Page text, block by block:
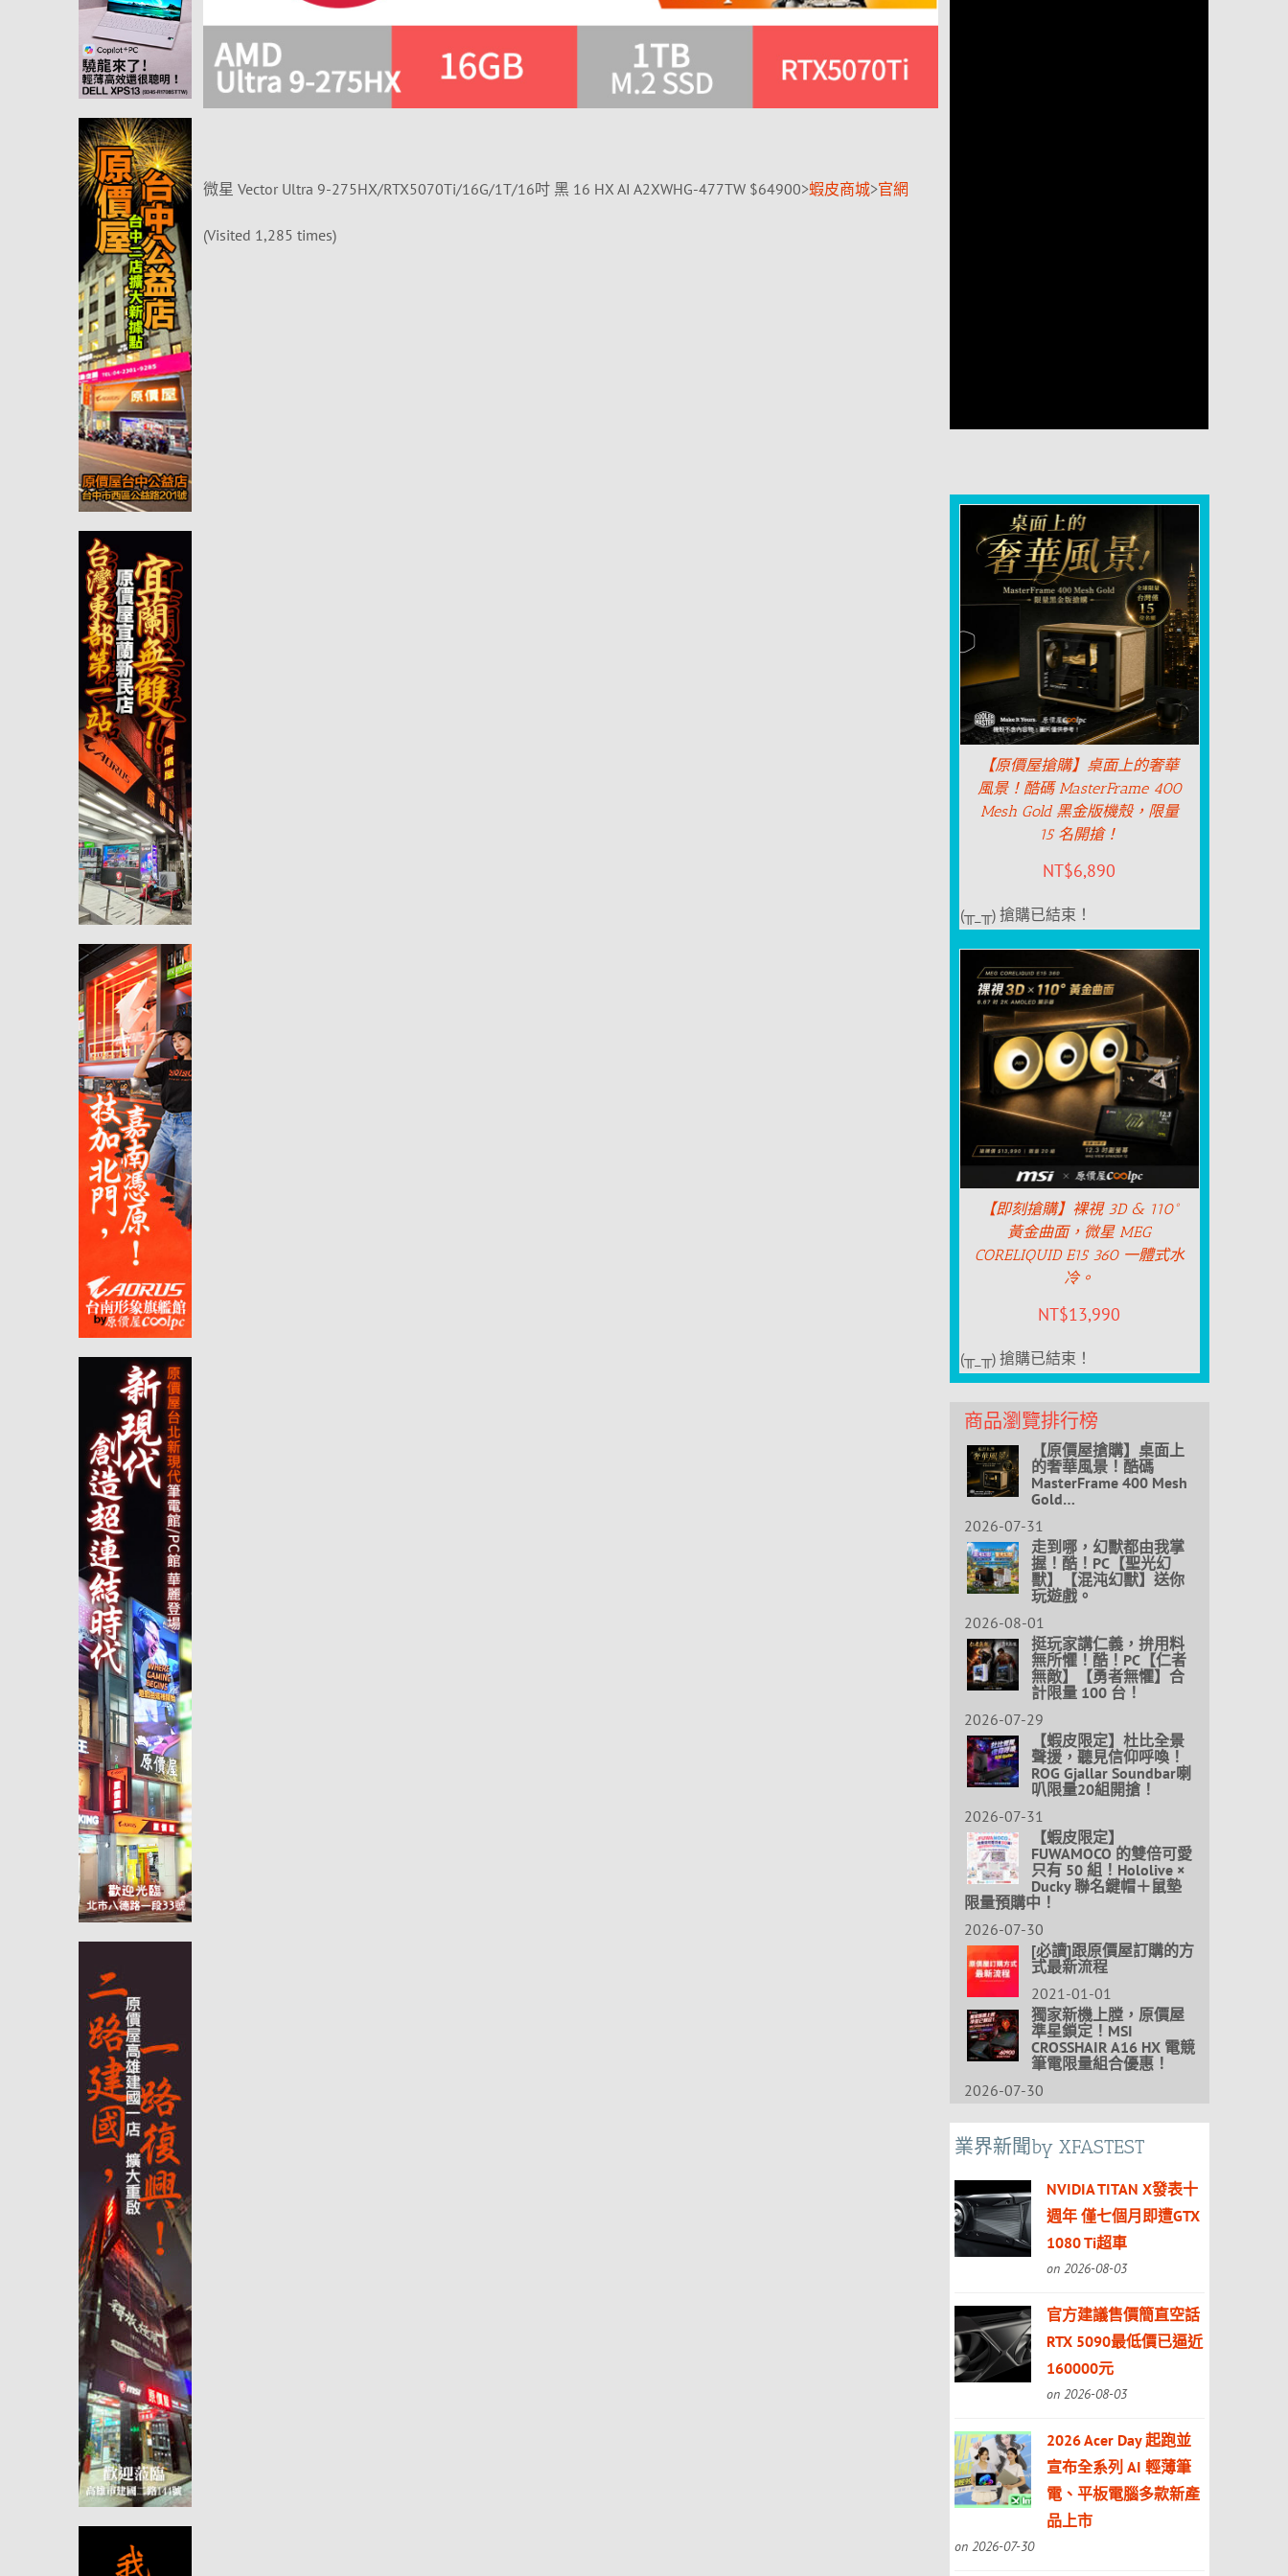
微星 Vector Ultra 9-275HX/RTX5070Ti/16G/1T/16吋 黑 16 HX AI A2XWHG-477TW $64900>蝦皮商城>官網
(Visited 1,285 times)
【原價屋搶購】桌面上的奢華
風景！酷碼 MasterFrame 400
Mesh Gold 黑金版機殼，限量
15 名開搶！
NT$6,890
(╥_╥) 搶購已結束！
【即刻搶購】裸視 3D & 110°
黃金曲面，微星 MEG
CORELIQUID E15 360 一體式水
冷。
NT$13,990
(╥_╥) 搶購已結束！
商品瀏覽排行榜
【原價屋搶購】桌面上
的奢華風景！酷碼
MasterFrame 400 Mesh
Gold…
2026-07-31
走到哪，幻獸都由我掌
握！酷！PC【聖光幻
獸】【混沌幻獸】送你
玩遊戲。
2026-08-01
挺玩家講仁義，拚用料
無所懼！酷！PC【仁者
無敵】【勇者無懼】合
計限量 100 台！
2026-07-29
【蝦皮限定】杜比全景
聲援，聽見信仰呼喚！
ROG Gjallar Soundbar喇
叭限量20組開搶！
2026-07-31
【蝦皮限定】
FUWAMOCO 的雙倍可愛
只有 50 組！Hololive ×
Ducky 聯名鍵帽＋鼠墊
限量預購中！
2026-07-30
[必讀]跟原價屋訂購的方
式最新流程
2021-01-01
獨家新機上膛，原價屋
準星鎖定！MSI
CROSSHAIR A16 HX 電競
筆電限量組合優惠！
2026-07-30
業界新聞by XFASTEST
NVIDIA TITAN X發表十
週年 僅七個月即遭GTX
1080 Ti超車
on 2026-08-03
官方建議售價簡直空話
RTX 5090最低價已逼近
160000元
on 2026-08-03
2026 Acer Day 起跑並
宣布全系列 AI 輕薄筆
電、平板電腦多款新產
品上市
on 2026-07-30